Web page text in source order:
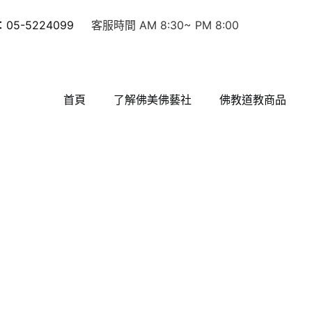
05-5224099 客服時間 AM 8:30~ PM 8:00
首頁 了解佛美佛藝社 佛教道教商品